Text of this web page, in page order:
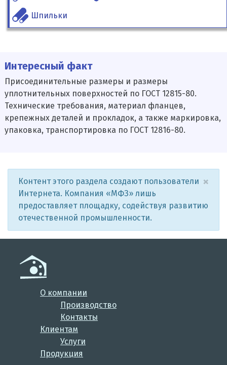
Шпильки
Интересный факт
Присоединительные размеры и размеры
уплотнительных поверхностей по ГОСТ 12815-80.
Технические требования, материал фланцев,
крепежных деталей и прокладок, а также маркировка,
упаковка, транспортировка по ГОСТ 12816-80.
×
Контент этого раздела создают пользователи
Интернета. Компания «МФЗ» лишь
предоставляет площадку, содействуя развитию
отечественной промышленности.
О компании
Производство
Контакты
Клиентам
Услуги
Продукция